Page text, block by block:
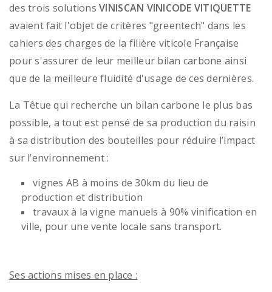
des trois solutionsVINISCAN VINICODE VITIQUETTE
avaient fait l'objet de critères "greentech" dans les
cahiers des charges de la filière viticole Française
pour s'assurer de leur meilleur bilan carbone ainsi
que de la meilleure fluidité d'usage de ces dernières.
La Têtue qui recherche un bilan carbone le plus bas
possible, a tout est pensé de sa production du raisin
à sa distribution des bouteilles pour réduire l’impact
sur l’environnement :
vignes AB à moins de 30km du lieu de
production et distribution
travaux à la vigne manuels à 90% vinification en
ville, pour une vente locale sans transport.
Ses actions mises en place :